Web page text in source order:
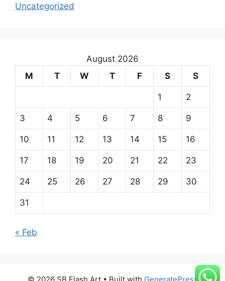
Uncategorized
August 2026
M
T W T F S S
1 2
3 4 5 6 7 8 9
10 11 12 13 14 15 16
17 18 19 20 21 22 23
24 25 26 27 28 29 30
31
« Feb